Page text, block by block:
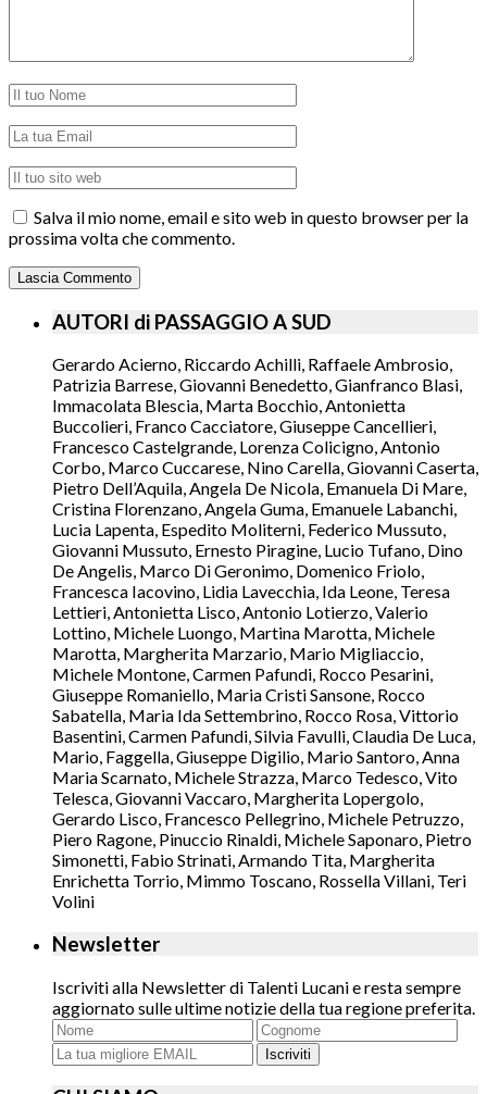
Salva il mio nome, email e sito web in questo browser per la
prossima volta che commento.
AUTORI di PASSAGGIO A SUD
Gerardo Acierno, Riccardo Achilli, Raffaele Ambrosio,
Patrizia Barrese, Giovanni Benedetto, Gianfranco Blasi,
Immacolata Blescia, Marta Bocchio, Antonietta
Buccolieri, Franco Cacciatore, Giuseppe Cancellieri,
Francesco Castelgrande, Lorenza Colicigno, Antonio
Corbo, Marco Cuccarese, Nino Carella, Giovanni Caserta,
Pietro Dell’Aquila, Angela De Nicola, Emanuela Di Mare,
Cristina Florenzano, Angela Guma, Emanuele Labanchi,
Lucia Lapenta, Espedito Moliterni, Federico Mussuto,
Giovanni Mussuto, Ernesto Piragine, Lucio Tufano, Dino
De Angelis, Marco Di Geronimo, Domenico Friolo,
Francesca Iacovino, Lidia Lavecchia, Ida Leone, Teresa
Lettieri, Antonietta Lisco, Antonio Lotierzo, Valerio
Lottino, Michele Luongo, Martina Marotta, Michele
Marotta, Margherita Marzario, Mario Migliaccio,
Michele Montone, Carmen Pafundi, Rocco Pesarini,
Giuseppe Romaniello, Maria Cristi Sansone, Rocco
Sabatella, Maria Ida Settembrino, Rocco Rosa, Vittorio
Basentini, Carmen Pafundi, Silvia Favulli, Claudia De Luca,
Mario, Faggella, Giuseppe Digilio, Mario Santoro, Anna
Maria Scarnato, Michele Strazza, Marco Tedesco, Vito
Telesca, Giovanni Vaccaro, Margherita Lopergolo,
Gerardo Lisco, Francesco Pellegrino, Michele Petruzzo,
Piero Ragone, Pinuccio Rinaldi, Michele Saponaro, Pietro
Simonetti, Fabio Strinati, Armando Tita, Margherita
Enrichetta Torrio, Mimmo Toscano, Rossella Villani, Teri
Volini
Newsletter
Iscriviti alla Newsletter di Talenti Lucani e resta sempre
aggiornato sulle ultime notizie della tua regione preferita.
Iscriviti